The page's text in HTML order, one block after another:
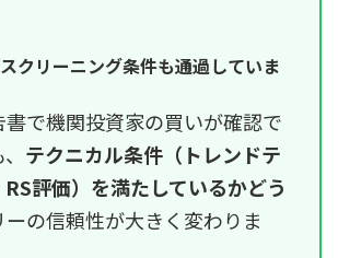
クリーニング条件も通過していま
で機関投資家の買いが確認で
テクニカル条件（トレンドテ
評価）を満たしているかどう
の信頼性が大きく変わりま